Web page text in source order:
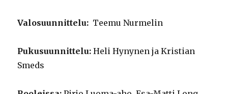
Valosuunnittelu: Teemu Nurmelin
Pukusuunnittelu:Heli Hynynen ja Kristian
Smeds